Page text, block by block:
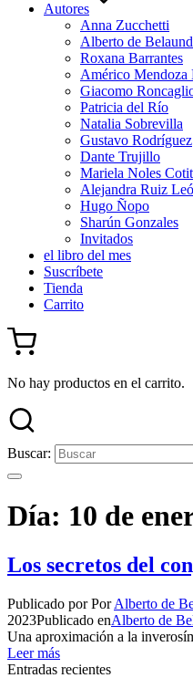
Autores
Anna Zucchetti
Alberto de
Roxana Barrantes
Américo Mendoza
Giacomo
Patricia del Río
Natalia Sobrevilla
Gustavo Rodríguez
Dante Trujillo
Mariela Noles
Alejandra Ruiz
Hugo Ñopo
Sharún Gonzales
Invitados
el libro del mes
Suscríbete
Tienda
Carrito
No hay productos en el carrito.
Buscar:
Día: 10 de
Los secretos del
Publicado por PorAlberto de
2023Publicado enAlberto de
Una aproximación a la
Leer más
Entradas recientes